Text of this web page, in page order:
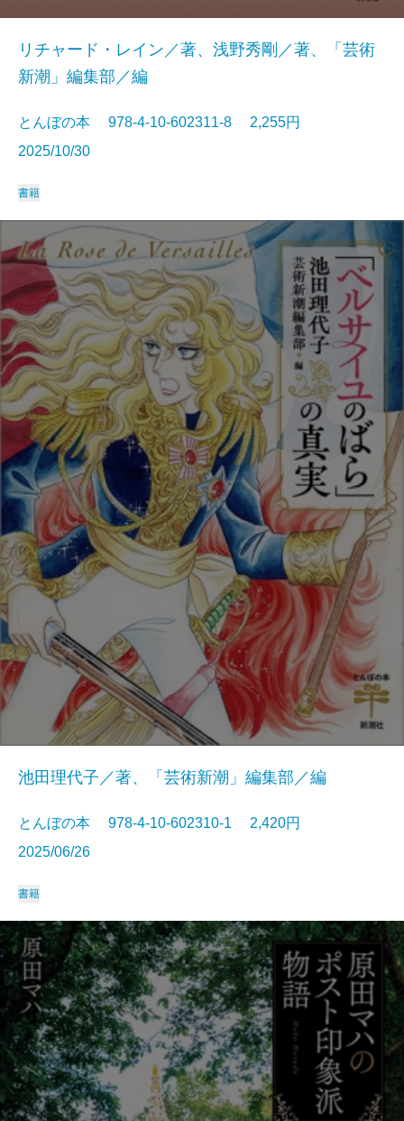
リチャード・レイン／著、浅野秀剛／著、「芸術
新潮」編集部／編
とんぼの本 978-4-10-602311-8 2,255円
2025/10/30
書籍
池田理代子／著、「芸術新潮」編集部／編
とんぼの本 978-4-10-602310-1 2,420円
2025/06/26
書籍